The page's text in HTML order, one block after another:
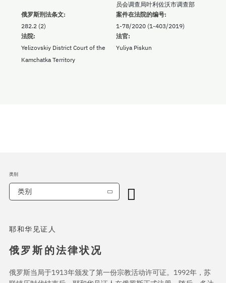
员会调查局叶利佐沃市调查部
俄罗斯刑法条文:
282.2 (2)
案件在法院的编号:
1-78/2020 (1-403/2019)
法院:
Yelizovskiy District Court of the
Kamchatka Territory
法官:
Yuliya Piskun
耶和华见证人
俄罗斯的法律状况
俄罗斯当局于1913年颁发了第一份宗教活动许可证。1992年，苏
类别
类别